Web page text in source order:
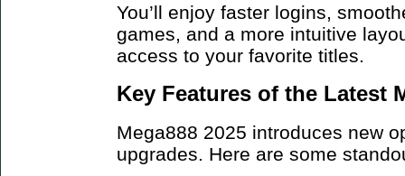
You’ll enjoy faster logins,
games, and a more intuitive
access to your favorite titles.
Key Features of the Latest
Mega888 2025 introduces new
upgrades. Here are some